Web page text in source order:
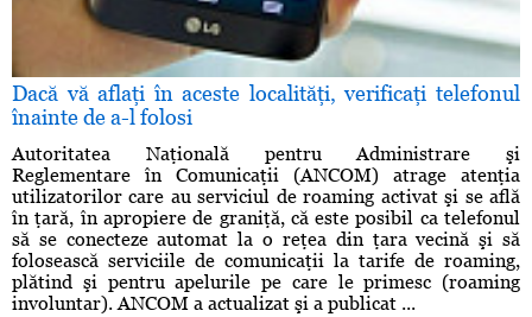
Dacă vă aflaţi în aceste localităţi, verificaţi telefonul
înainte de a-l folosi
Autoritatea Naţională pentru Administrare şi
Reglementare în Comunicaţii (ANCOM) atrage atenţia
utilizatorilor care au serviciul de roaming activat şi se află
în ţară, în apropiere de graniţă, că este posibil ca telefonul
să se conecteze automat la o reţea din ţara vecină şi să
folosească serviciile de comunicaţii la tarife de roaming,
plătind şi pentru apelurile pe care le primesc (roaming
involuntar). ANCOM a actualizat şi a publicat ...